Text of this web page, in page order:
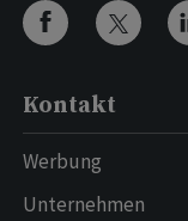
Kontakt
Werbung
Unternehmen